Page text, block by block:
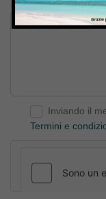
Inviando il
Termini e